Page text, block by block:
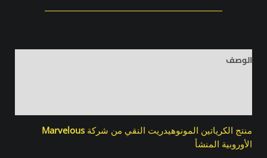
الوصف
منتج الكرياتين المونوهيدريت النقي من شركة Marvelous
الأوروبية المنشأ